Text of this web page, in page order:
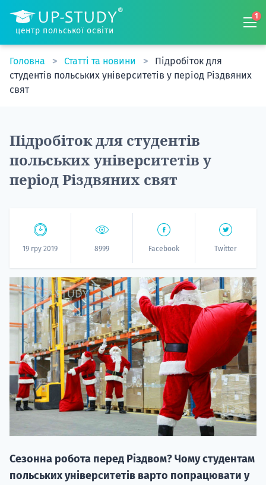
центр польської освіти
1
Головна Статті та новини
Підробіток для
студентів польських університетів у період Різдвяних
свят
Підробіток для студентів
польських університетів у
період Різдвяних свят
19 гру 2019 8999 Facebook Twitter
Сезонна робота перед Різдвом? Чому студентам
польських університетів варто попрацювати у
НАБІР
вступ на